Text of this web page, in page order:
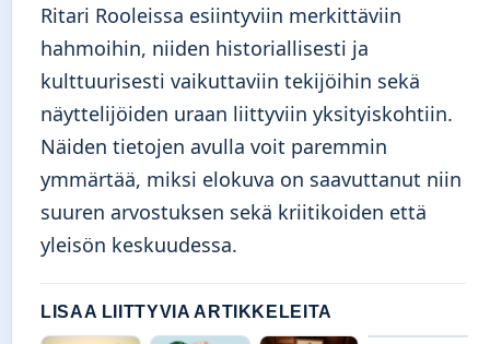
Ritari Rooleissa esiintyviin merkittäviin
hahmoihin, niiden historiallisesti ja
kulttuurisesti vaikuttaviin tekijöihin sekä
näyttelijöiden uraan liittyviin yksityiskohtiin.
Näiden tietojen avulla voit paremmin
ymmärtää, miksi elokuva on saavuttanut niin
suuren arvostuksen sekä kriitikoiden että
yleisön keskuudessa.
LISAA LIITTYVIA ARTIKKELEITA